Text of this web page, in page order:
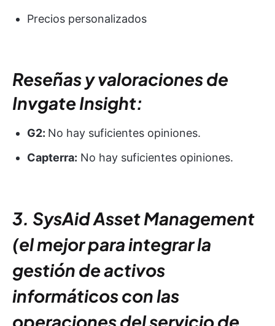
Precios personalizados
Reseñas y valoraciones de
Invgate Insight:
G2: No hay suficientes opiniones.
Capterra: No hay suficientes opiniones.
3. SysAid Asset Management
(el mejor para integrar la
gestión de activos
informáticos con las
operaciones del servicio de